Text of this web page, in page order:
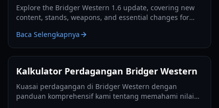
Explore the Bridger Western 1.6 update, covering new
content, stands, weapons, and essential changes for
Baca Selengkapnya
Kalkulator Perdagangan Bridger Western
Kuasai perdagangan di Bridger Western dengan
panduan komprehensif kami tentang memahami nilai